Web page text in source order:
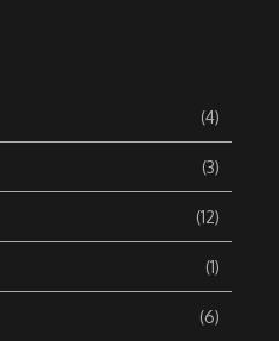
(4)
(3)
(12)
(1)
(6)